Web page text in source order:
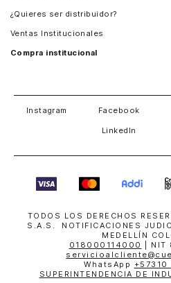
¿Quieres ser distribuidor?
Ventas Institucionales
Compra institucional
Instagram Facebook
LinkedIn
TODOS LOS DERECHOS
S.A.S. NOTIFICACIONES
MEDELLÍN
018000114000
| NIT
WhatsApp
SUPERINTENDENCIA DE